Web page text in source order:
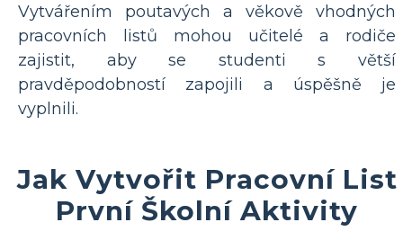
Vytvářením poutavých a věkově vhodných
pracovních listů mohou učitelé a rodiče
zajistit, aby se studenti s větší
pravděpodobností zapojili a úspěšně je
vyplnili.
Jak Vytvořit Pracovní List
První Školní Aktivity